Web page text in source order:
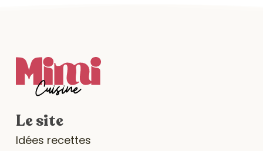
Le site
Idées recettes